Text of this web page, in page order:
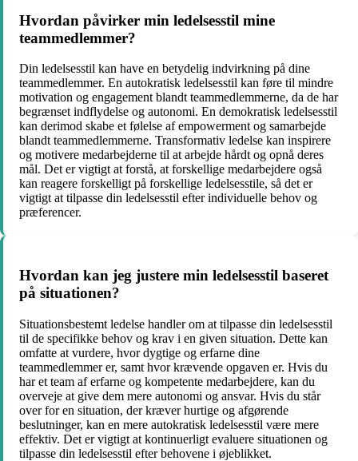
Hvordan påvirker min ledelsesstil mine
teammedlemmer?
Din ledelsesstil kan have en betydelig indvirkning på dine
teammedlemmer. En autokratisk ledelsesstil kan føre til mindre
motivation og engagement blandt teammedlemmerne, da de har
begrænset indflydelse og autonomi. En demokratisk ledelsesstil
kan derimod skabe et følelse af empowerment og samarbejde
blandt teammedlemmerne. Transformativ ledelse kan inspirere
og motivere medarbejderne til at arbejde hårdt og opnå deres
mål. Det er vigtigt at forstå, at forskellige medarbejdere også
kan reagere forskelligt på forskellige ledelsesstile, så det er
vigtigt at tilpasse din ledelsesstil efter individuelle behov og
præferencer.
Hvordan kan jeg justere min ledelsesstil baseret
på situationen?
Situationsbestemt ledelse handler om at tilpasse din ledelsesstil
til de specifikke behov og krav i en given situation. Dette kan
omfatte at vurdere, hvor dygtige og erfarne dine
teammedlemmer er, samt hvor krævende opgaven er. Hvis du
har et team af erfarne og kompetente medarbejdere, kan du
overveje at give dem mere autonomi og ansvar. Hvis du står
over for en situation, der kræver hurtige og afgørende
beslutninger, kan en mere autokratisk ledelsesstil være mere
effektiv. Det er vigtigt at kontinuerligt evaluere situationen og
tilpasse din ledelsesstil efter behovene i øjeblikket.